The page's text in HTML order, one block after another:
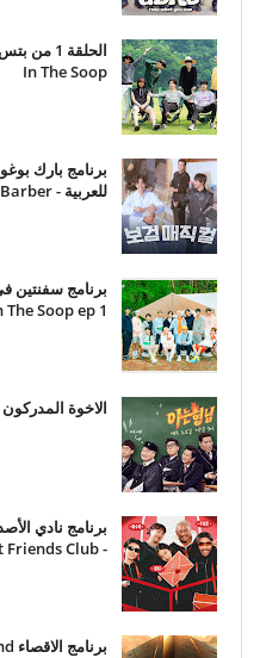
In The Soop
للعربية - The Village Barber
Soop ep 1
الاخوة المدركون
- The Secret Friends Club
برنامج الاقصاء I-Land حلقة 1 مترجمة للعربية